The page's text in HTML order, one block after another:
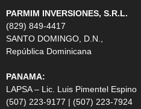
PARMIM INVERSIONES, S.R.L.
(829) 849-4417
SANTO DOMINGO, D.N.,
República Dominicana
PANAMA:
LAPSA – Lic. Luis Pimentel Espino
(507) 223-9177 | (507) 223-7924